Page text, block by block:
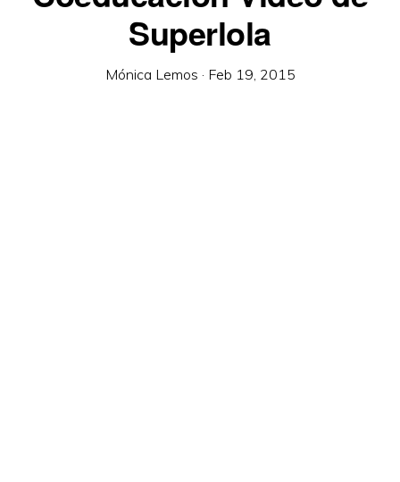
Superlola
Mónica Lemos · Feb 19, 2015